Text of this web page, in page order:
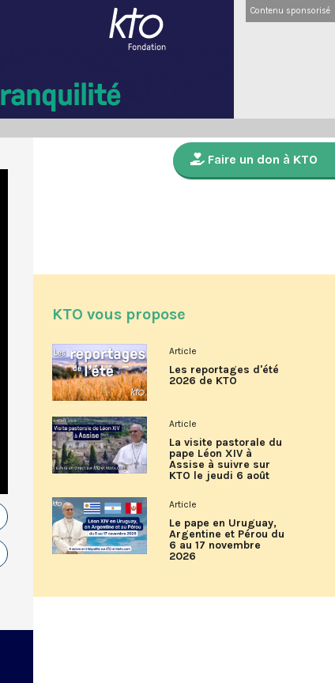
Contenu sponsorisé
Faire un don à KTO
KTO vous propose
Article
Les reportages d'été
2026 de KTO
Article
La visite pastorale du
pape Léon XIV à
Assise à suivre sur
KTO le jeudi 6 août
Article
Le pape en Uruguay,
Argentine et Pérou du
6 au 17 novembre
2026